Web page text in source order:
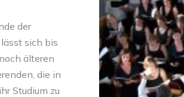
der
sich bis
älteren
die in
Studium zu